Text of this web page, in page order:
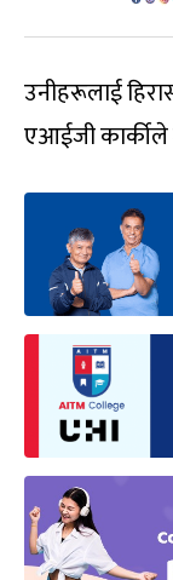
उनीहरूलाई
एआईजी कार्कीले